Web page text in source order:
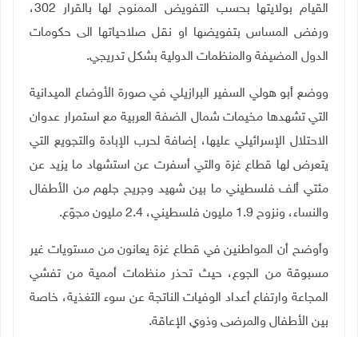
القيام بولايتها بحسب التفويض الممنوح لها بالقرار 302،
ورفض المساس بتفويضها او نقل صلاحياتها الى حكومات
الدول المضيفة والمنظمات الدولية بشكل تدريجي.
ووضع أبو هولي السفير البرازيلي في صورة الأوضاع الميدانية
التي تشهدها مخيمات شمال الضفة العربية مع استمرار عدوان
الاحتلال الإسرائيلي عليها، إضافة لحرب الإبادة والتجويع التي
يتعرض لها قطاع غزة والتي أسفرت عن استشهاد ما يزيد عن
مئتي ألف فلسطيني ما بين شهيد وجريح جلهم من الأطفال
والنساء، ونزوح 1.9 مليون فلسطيني، 2.4 مليون مجوّع.
وأوضح أن المواطنين في قطاع غزة يعانون من مستويات غير
مسبوقة من الجوع، حيث تحذر منظمات أممية من تفشي
المجاعة وارتفاع أعداد الوفيات الناتجة عن سوء التغذية، خاصة
بين الأطفال والمرضى وذوي الإعاقة.